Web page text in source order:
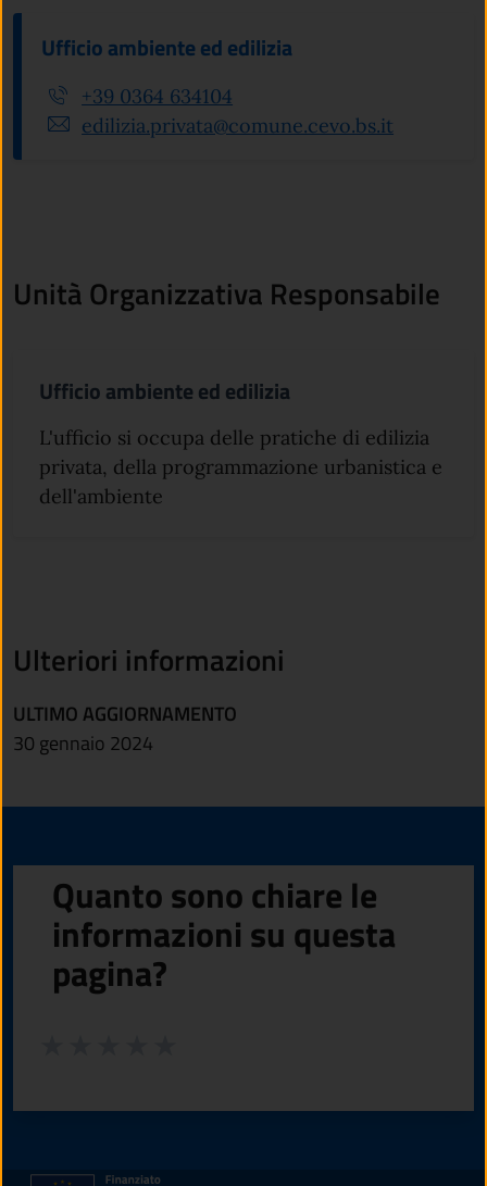
Ufficio ambiente ed edilizia
+39 0364 634104
edilizia.privata@comune.cevo.bs.it
Unità Organizzativa Responsabile
Ufficio ambiente ed edilizia
L'ufficio si occupa delle pratiche di edilizia
privata, della programmazione urbanistica e
dell'ambiente
Ulteriori informazioni
ULTIMO AGGIORNAMENTO
30 gennaio 2024
Quanto sono chiare le
informazioni su questa
pagina?